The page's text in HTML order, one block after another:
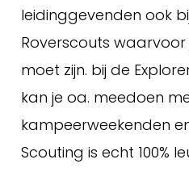
leidinggevenden ook
Roverscouts
moet zijn. bij de
kan je oa. meedoen
kampeerweekenden
Scouting is echt 100%